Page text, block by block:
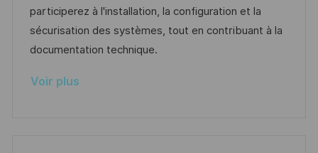
a
f
f
c
n
c
e
o
r
i
participerez à l'installation, la configuration et la
sécurisation des systèmes, tout en contribuant à la
documentation technique.
Voir plus